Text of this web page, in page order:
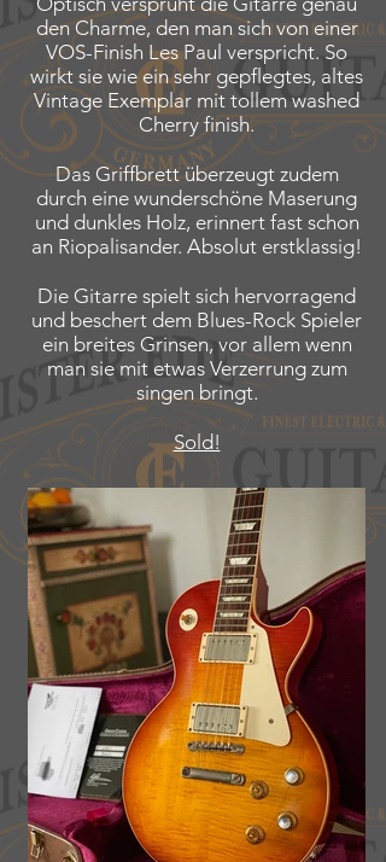
den Charme, den man sich von einer
VOS-Finish Les Paul verspricht. So
wirkt sie wie ein sehr gepflegtes, altes
Vintage Exemplar mit tollem washed
Cherry finish.
Das Griffbrett überzeugt zudem
durch eine wunderschöne Maserung
und dunkles Holz, erinnert fast schon
an Riopalisander. Absolut erstklassig!
Die Gitarre spielt sich hervorragend
und beschert dem Blues-Rock Spieler
ein breites Grinsen, vor allem wenn
man sie mit etwas Verzerrung zum
singen bringt.
Sold!